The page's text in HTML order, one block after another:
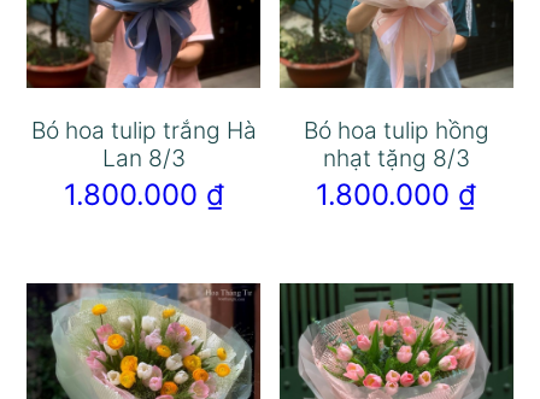
Bó hoa tulip trắng Hà
Lan 8/3
1.800.000 ₫
Bó hoa tulip hồng
nhạt tặng 8/3
1.800.000 ₫